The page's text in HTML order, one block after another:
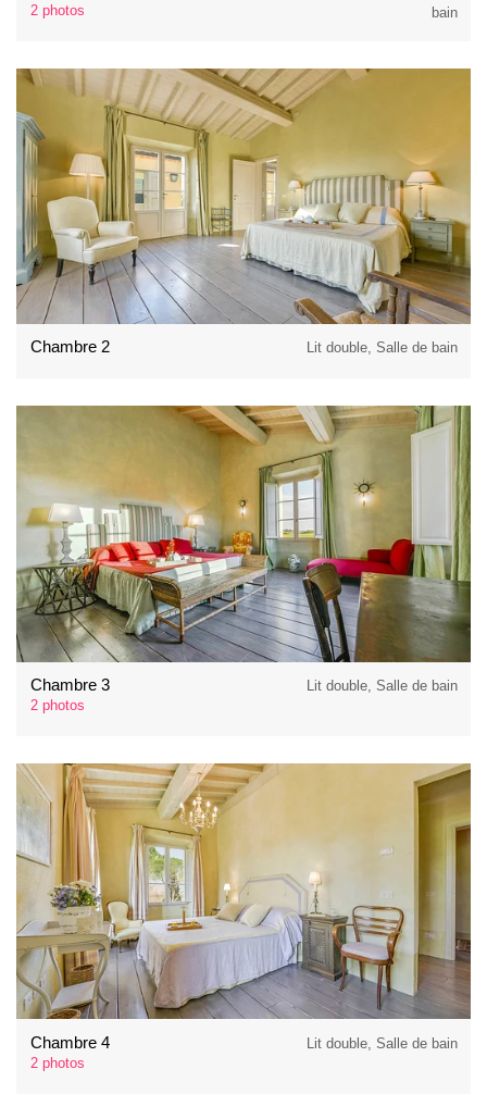
2 photos
bain
Chambre 2 Lit double, Salle de bain
Chambre 3
2 photos
Lit double, Salle de bain
Chambre 4
2 photos
Lit double, Salle de bain